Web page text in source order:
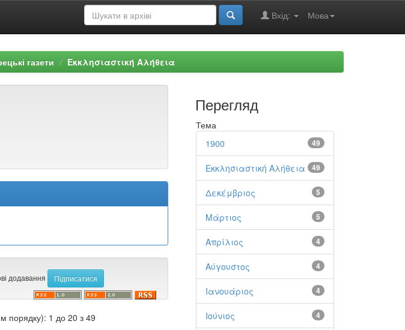
Мова
Вхід:
газети Εκκλησιαστική Αλήθεια
додавання
порядку): 1 до 20 з 49
Перегляд
Тема
49
1900
49
Εκκλησιαστική Αλήθεια
5
Δεκέμβριος
5
Μάρτιος
4
Απρίλιος
4
Αύγουστος
4
Ιανουάριος
4
Ιούνιος